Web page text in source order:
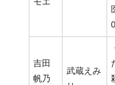
吉田
帆乃
武蔵えみ